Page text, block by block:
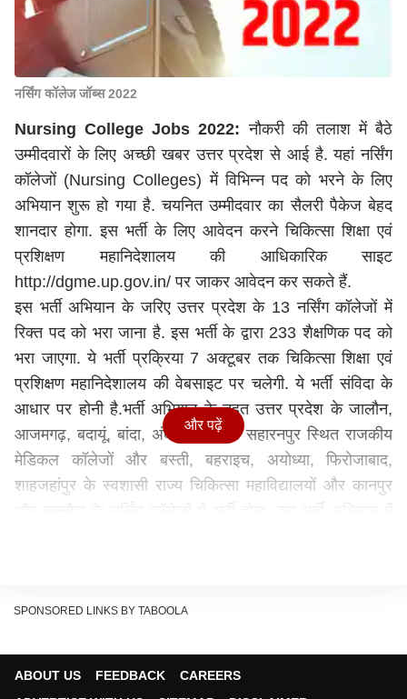
नर्सिंग कॉलेज जॉब्स 2022
Nursing College Jobs 2022: नौकरी की तलाश में बैठे
उम्मीदवारों के लिए अच्छी खबर उत्तर प्रदेश से आई है. यहां नर्सिंग
कॉलेजों (Nursing Colleges) में विभिन्न पद को भरने के लिए
अभियान शुरू हो गया है. चयनित उम्मीदवार का सैलरी पैकेज बेहद
शानदार होगा. इस भर्ती के लिए आवेदन करने चिकित्सा शिक्षा एवं
प्रशिक्षण महानिदेशालय की आधिकारिक साइट
http://dgme.up.gov.in/ पर जाकर आवेदन कर सकते हैं.
इस भर्ती अभियान के जरिए उत्तर प्रदेश के 13 नर्सिंग कॉलेजों में
रिक्त पद को भरा जाना है. इस भर्ती के द्वारा 233 शैक्षणिक पद को
भरा जाएगा. ये भर्ती प्रक्रिया 7 अक्टूबर तक चिकित्सा शिक्षा एवं
प्रशिक्षण महानिदेशालय की वेबसाइट पर चलेगी. ये भर्ती संविदा के
आधार पर होनी है.भर्ती अभियान के तहत उत्तर प्रदेश के जालौन,
आजमगढ़, बदायूं, बांदा, अंबेडकरनगर व सहारनपुर स्थित राजकीय
मेडिकल कॉलेजों और बस्ती, बहराइच, अयोध्या, फिरोजाबाद,
शाहजहांपुर के स्वशासी राज्य चिकित्सा महाविद्यालयों और कानपुर
इस भर्ती अभियान के तहत विभिन्न पद पर भर्ती होनी है. इसलिए सभी
और पढ़ें
SPONSORED LINKS BY TABOOLA
ABOUT US FEEDBACK
CAREERS